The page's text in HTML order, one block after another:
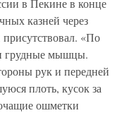
в Пекине в конце
казней через
присутствовал. «По
грудные мышцы.
рук и передней
плоть, кусок за
ошметки